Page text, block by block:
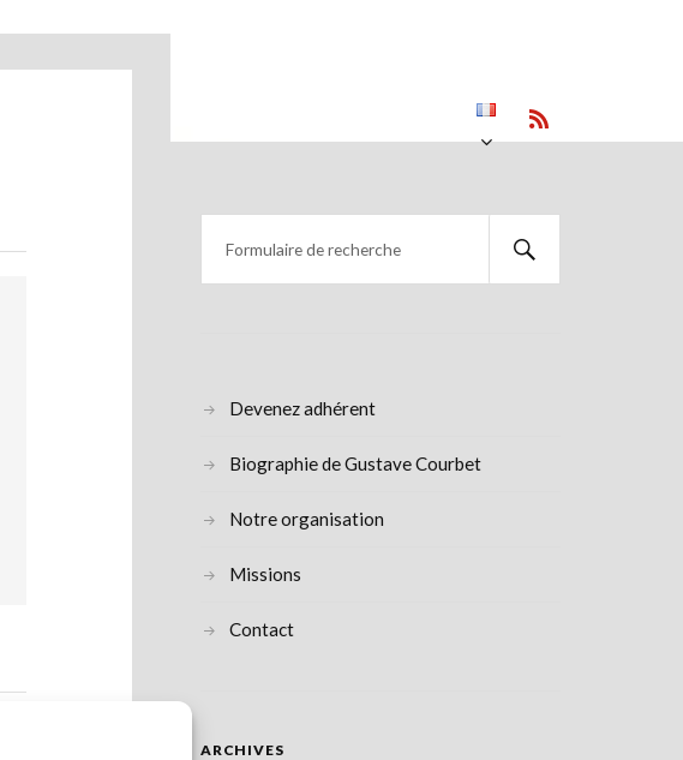
Devenez adhérent
Biographie de Gustave Courbet
Notre organisation
Missions
Contact
ARCHIVES